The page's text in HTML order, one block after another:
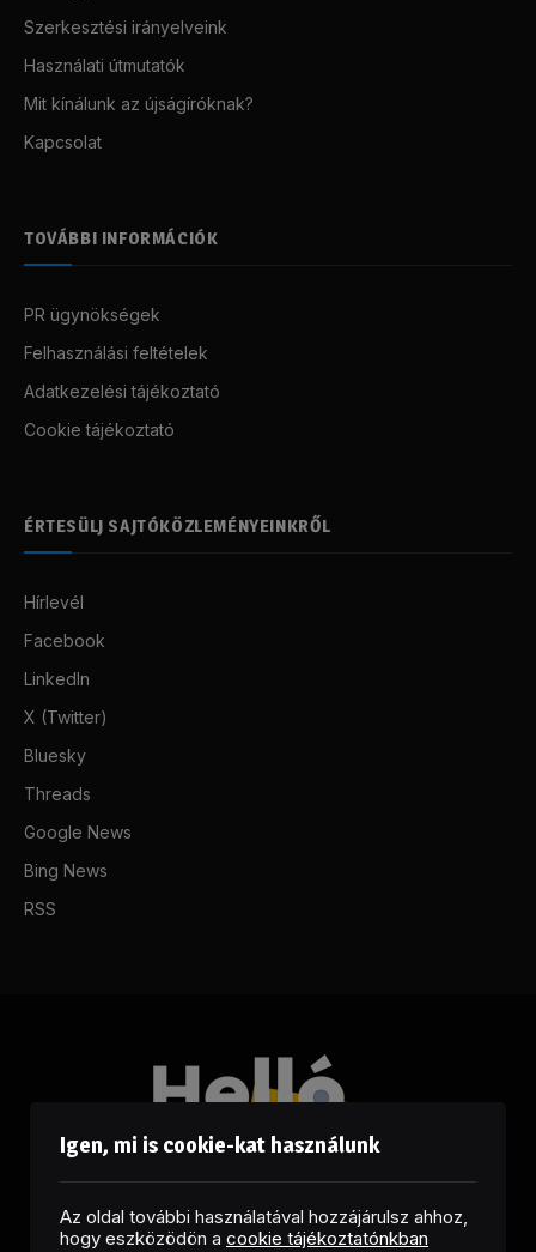
Szerkesztési irányelveink
Használati útmutatók
Mit kínálunk az újságíróknak?
Kapcsolat
TOVÁBBI INFORMÁCIÓK
PR ügynökségek
Felhasználási feltételek
Adatkezelési tájékoztató
Cookie tájékoztató
ÉRTESÜLJ SAJTÓKÖZLEMÉNYEINKRŐL
Hírlevél
Facebook
LinkedIn
X (Twitter)
Bluesky
Threads
Google News
Bing News
RSS
Igen, mi is cookie-kat használunk
Az oldal további használatával hozzájárulsz ahhoz,
hogy eszközödön a cookie tájékoztatónkban